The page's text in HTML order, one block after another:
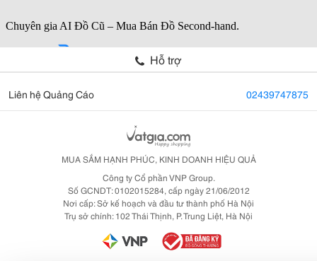
Hỗ trợ
Liên hệ Quảng Cáo 02439747875
MUA SẮM HẠNH PHÚC, KINH DOANH HIỆU QUẢ
Công ty Cổ phần VNP Group.
Số GCNDT: 0102015284, cấp ngày 21/06/2012
Nơi cấp: Sở kế hoạch và đầu tư thành phố Hà Nội
Trụ sở chính: 102 Thái Thịnh, P. Trung Liệt, Hà Nội